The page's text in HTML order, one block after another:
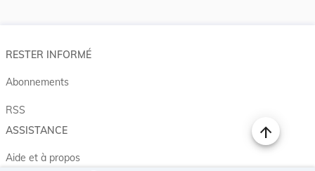
RESTER INFORMÉ
Abonnements
RSS
ASSISTANCE
Aide et à propos